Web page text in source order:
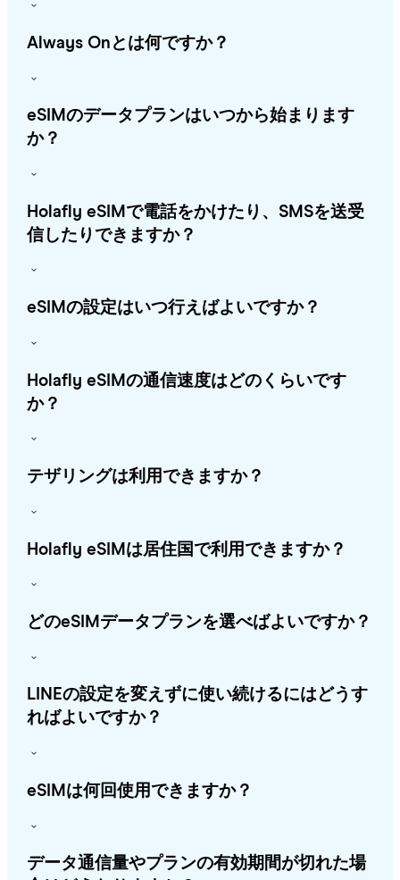
Always Onとは何ですか？
eSIMのデータプランはいつから始まります
か？
Holafly eSIMで電話をかけたり、SMSを送受
信したりできますか？
eSIMの設定はいつ行えばよいですか？
Holafly eSIMの通信速度はどのくらいです
か？
テザリングは利用できますか？
Holafly eSIMは居住国で利用できますか？
どのeSIMデータプランを選べばよいですか？
LINEの設定を変えずに使い続けるにはどうす
ればよいですか？
eSIMは何回使用できますか？
データ通信量やプランの有効期間が切れた場